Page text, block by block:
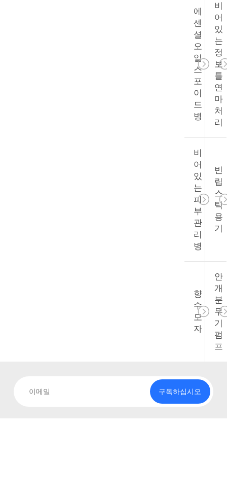
에
센
셜
오
일
스
포
이
드
병
비
어
있
는
정
보
틀
연
마
처
리
비
어
있
는
피
부
관
리
병
빈
립
스
틱
용
기
향
수
모
자
안
개
분
무
기
펌
프
구독하십시오